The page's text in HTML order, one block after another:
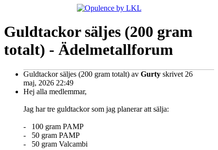
Guldtackor säljes (200 gram
totalt) - Ädelmetallforum
Guldtackor säljes (200 gram totalt) av Gurty skrivet 26
maj, 2026 22:49
Hej alla medlemmar,
Jag har tre guldtackor som jag planerar att sälja:
- 100 gram PAMP
- 50 gram PAMP
- 50 gram Valcambi